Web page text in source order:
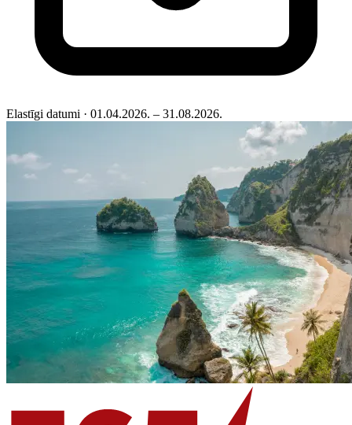
Elastīgi datumi · 01.04.2026. – 31.08.2026.